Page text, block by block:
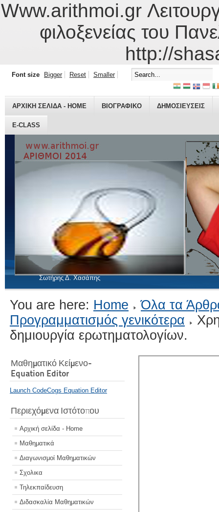
Www.arithmoi.gr
φιλοξενείας του
http://
Σωτήρης Δ. Χασάπης
ΑΡΧΙΚΗ ΣΕΛΙΔΑ - HOME ΒΙΟΓΡΑΦΙΚO ΔΗΜΟΣΙΕΥΣΕΙΣ
E-CLASS
Font size Bigger Reset Smaller
You are here: Home
Όλα τα
Προγραμματισμός γενικότερα
δημιουργία ερωτηματολογίων.
Μαθηματικό Κείμενο-
Equation Editor
Launch CodeCogs Equation Editor
Περιεχόμενα Ιστότοπου
Αρχική σελίδα - Home
Μαθηματικά
Διαγωνισμοί Μαθηματικών
Σχολικα
Τηλεκπαίδευση
Διδασκαλία Μαθηματικών